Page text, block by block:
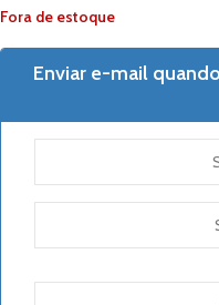
Fora de estoque
Enviar e-mail